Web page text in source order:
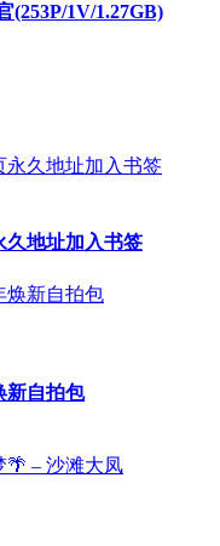
(253P/1V/1.27GB)
久地址加入书签
新自拍包